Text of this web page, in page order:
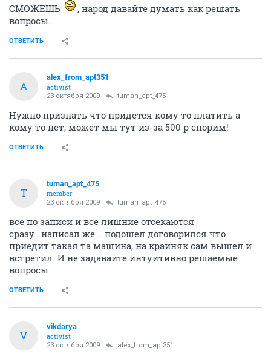
СМОЖЕШЬ
, народ давайте думать как решать
вопросы.
ОТВЕТИТЬ
A
alex_from_apt351
activist
23 октября 2009 tuman_apt_475
Нужно признать что придется кому то платить а
кому то нет, может мы тут из-за 500 р спорим!
ОТВЕТИТЬ
T
tuman_apt_475
member
23 октября 2009 tuman_apt_475
все по записи и все лишние отсекаются
сразу...написал же... подошел договорился что
приедит такая та машина, на крайняк сам вышел и
встретил. И не задавайте интуитивно решаемые
вопросы
ОТВЕТИТЬ
V
vikdarya
activist
23 октября 2009 alex_from_apt351